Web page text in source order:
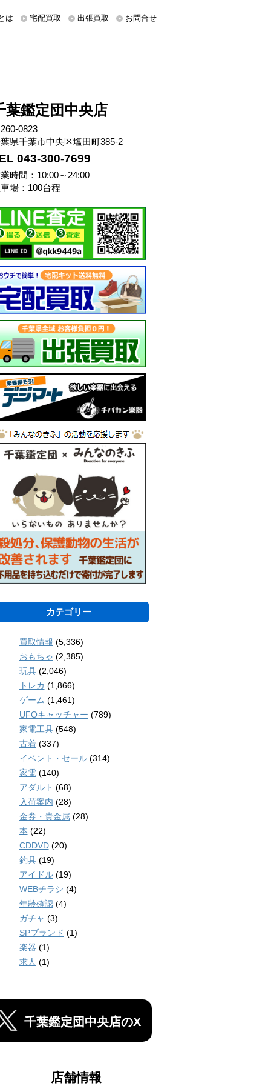
は 宅配買取 出張買取 お問合せ
葉鑑定団中央店
0823
県千葉市中央区塩田町385-2
043-300-7699
時間：10:00～24:00
場：100台程
カテゴリー
買取情報 (5,336)
おもちゃ (2,385)
玩具(2,046)
トレカ (1,866)
ゲーム (1,461)
UFOキャッチャー (789)
家電工具(548)
古着(337)
イベント・セール(314)
家電(140)
アダルト (68)
入荷案内 (28)
金券・貴金属 (28)
本 (22)
CDDVD(20)
釣具(19)
アイドル(19)
WEBチラシ (4)
年齢確認(4)
ガチャ (3)
SPブランド (1)
楽器 (1)
求人 (1)
千葉鑑定団中央店のX
店舗情報